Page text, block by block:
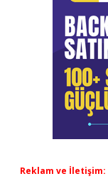
Reklam ve İletişim: